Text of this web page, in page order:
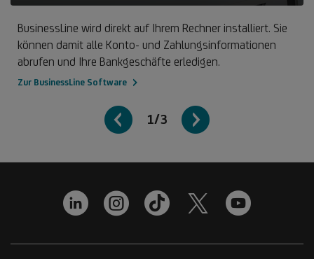
BusinessLine wird direkt auf Ihrem Rechner installiert. Sie
können damit alle Konto- und Zahlungsinformationen
abrufen und Ihre Bankgeschäfte erledigen.
Zur BusinessLine Software
1/3